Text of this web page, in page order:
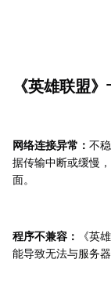
《英雄联盟
网络连接异常： 不
据传输中断或缓慢
面。
程序不兼容：
《英
能导致无法与服务